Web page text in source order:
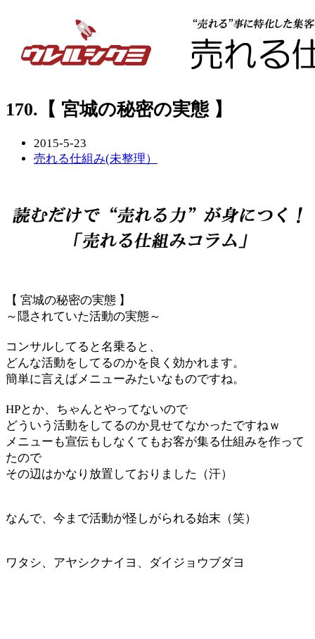
170.【 宮城の秘密の実態 】
2015-5-23
売れる仕組み(未整理）
【 宮城の秘密の実態 】
～隠されていた活動の実態～
コンサルしてると名乗ると、
どんな活動をしてるのかを良く効かれます。
簡単に言えばメニューみたいなものですね。
HPとか、ちゃんとやってないので
どういう活動をしてるのか見せてなかったですねｗ
メニューも宣伝もしなくてもお客が集る仕組みを作って
たので
その辺はかなり放置しておりました（汗）
なんで、今まで活動が怪しがられる始末（笑）
ワタシ、アヤシクナイヨ、ダイジョウブダヨ